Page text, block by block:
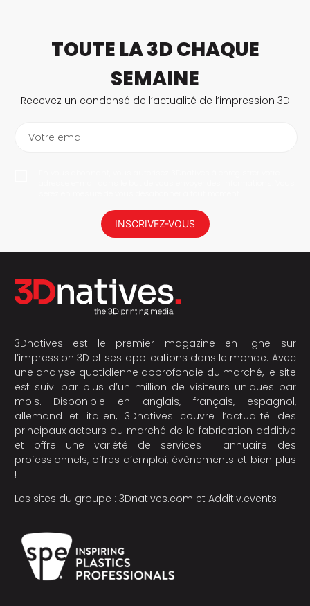
TOUTE LA 3D CHAQUE
SEMAINE
Recevez un condensé de l’actualité de l’impression 3D
Votre email
INSCRIVEZ-VOUS
3Dnatives est le premier magazine en ligne sur
l’impression 3D et ses applications dans le monde. Avec
une analyse quotidienne approfondie du marché, le site
est suivi par plus d’un million de visiteurs uniques par
mois. Disponible en anglais, français, espagnol,
allemand et italien, 3Dnatives couvre l’actualité des
principaux acteurs du marché de la fabrication additive
et offre une variété de services : annuaire des
professionnels, offres d’emploi, évènements et bien plus
!
Les sites du groupe : 3Dnatives.com et Additiv.events